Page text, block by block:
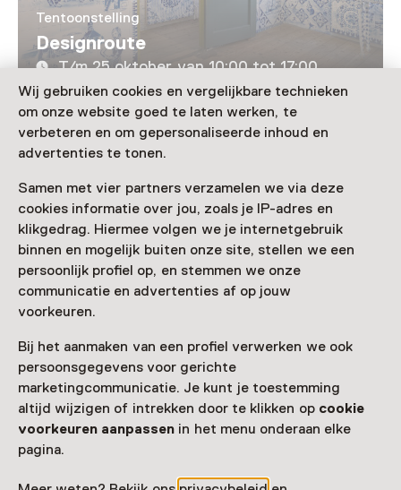
Wij gebruiken cookies en vergelijkbare technieken
om onze website goed te laten werken, te
verbeteren en om gepersonaliseerde inhoud en
advertenties te tonen.
Samen met vier partners verzamelen we via deze
cookies informatie over jou, zoals je IP-adres en
klikgedrag. Hiermee volgen we je internetgebruik
binnen en mogelijk buiten onze site, stellen we een
persoonlijk profiel op, en stemmen we onze
communicatie en advertenties af op jouw
voorkeuren.
Bij het aanmaken van een profiel verwerken we ook
persoonsgegevens voor gerichte
marketingcommunicatie. Je kunt je toestemming
altijd wijzigen of intrekken door te klikken op cookie
voorkeuren aanpassen in het menu onderaan elke
pagina.
Tentoonstelling
Designroute
T/m 25 oktober van 10:00 tot 17:00
Laad meer
Nog meer ontdekken